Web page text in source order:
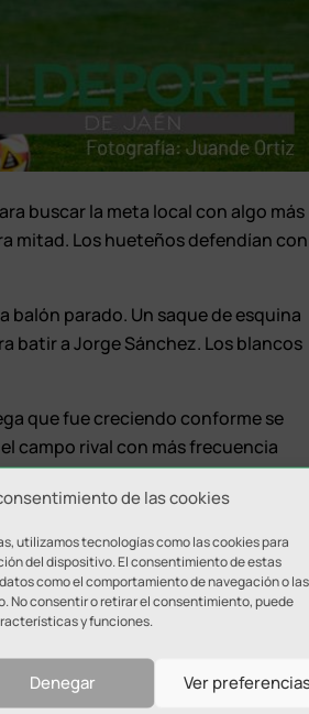
de las cookies
utilizamos tecnologías como las cookies para
del dispositivo. El consentimiento de estas
como el comportamiento de navegación o las
No consentir o retirar el consentimiento, puede
y funciones.
Denegar Ver
buscar la meta local con algo más
mitad. Los hueteños defendían con
balón parado. Un saque de esquina
batir a Jorge Sánchez. Los blancos
que fue creciendo conforme se
campo rival con más frecuencia
al equipo blanco antes de
min.64), Adri (Mauro, min.89),
(Álvaro Muñiz, min.79) y Óscar